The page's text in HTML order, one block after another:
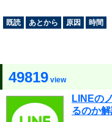
既読
あとから 原因 時間
49819 view
LINEの
るのか